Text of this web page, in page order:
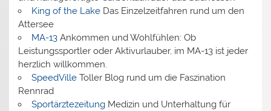
King of the LakeDas Einzelzeitfahren rund um den
Attersee
MA-13Ankommen und Wohlfühlen: Ob
Leistungssportler oder Aktivurlauber, im MA-13 ist jeder
herzlich willkommen.
SpeedVilleToller Blog rund um die Faszination
Rennrad
SportärztezeitungMedizin und Unterhaltung für